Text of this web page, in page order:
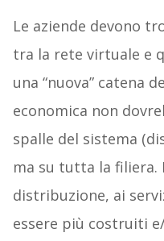
Le aziende devono
tra la rete virtuale e
una “nuova” catena
economica non
spalle del sistema
ma su tutta la filiera.
distribuzione, ai
essere più costruiti